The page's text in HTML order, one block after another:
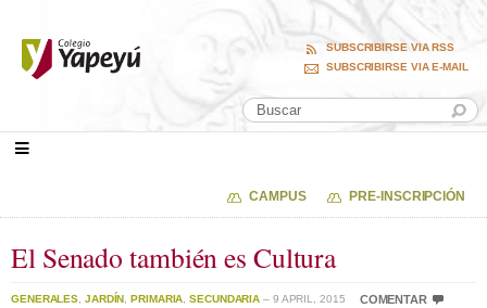
SUBSCRIBIRSE VIA RSS
SUBSCRIBIRSE VIA E-MAIL
CAMPUS PRE-INSCRIPCIÓN
El Senado también es Cultura
GENERALES JARDÍN ,PRIMARIA ,SECUNDARIA – 9 APRIL, 2015 COMENTAR